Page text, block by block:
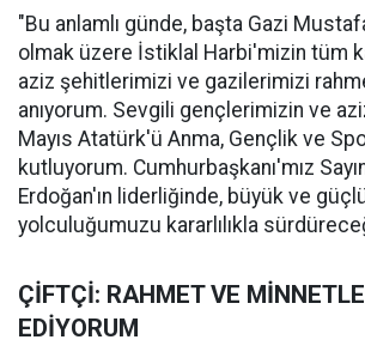
"Bu anlamlı günde, başta Gazi
olmak üzere İstiklal Harbi'mizin tüm
aziz şehitlerimizi ve gazilerimizi
anıyorum. Sevgili gençlerimizin ve
Mayıs Atatürk'ü Anma, Gençlik ve
kutluyorum. Cumhurbaşkanı'mız
Erdoğan'ın liderliğinde, büyük ve
yolculuğumuzu kararlılıkla
ÇİFTÇİ: RAHMET VE
EDİYORUM